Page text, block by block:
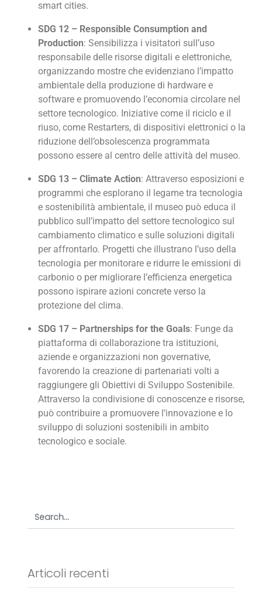
smart cities.
SDG 12 – Responsible Consumption and
Production: Sensibilizza i visitatori sull’uso
responsabile delle risorse digitali e elettroniche,
organizzando mostre che evidenziano l’impatto
ambientale della produzione di hardware e
software e promuovendo l’economia circolare nel
settore tecnologico. Iniziative come il riciclo e il
riuso, come Restarters, di dispositivi elettronici o la
riduzione dell’obsolescenza programmata
possono essere al centro delle attività del museo.
SDG 13 – Climate Action: Attraverso esposizioni e
programmi che esplorano il legame tra tecnologia
e sostenibilità ambientale, il museo può educa il
pubblico sull’impatto del settore tecnologico sul
cambiamento climatico e sulle soluzioni digitali
per affrontarlo. Progetti che illustrano l’uso della
tecnologia per monitorare e ridurre le emissioni di
carbonio o per migliorare l’efficienza energetica
possono ispirare azioni concrete verso la
protezione del clima.
SDG 17 – Partnerships for the Goals: Funge da
piattaforma di collaborazione tra istituzioni,
aziende e organizzazioni non governative,
favorendo la creazione di partenariati volti a
raggiungere gli Obiettivi di Sviluppo Sostenibile.
Attraverso la condivisione di conoscenze e risorse,
può contribuire a promuovere l’innovazione e lo
sviluppo di soluzioni sostenibili in ambito
tecnologico e sociale.
Articoli recenti